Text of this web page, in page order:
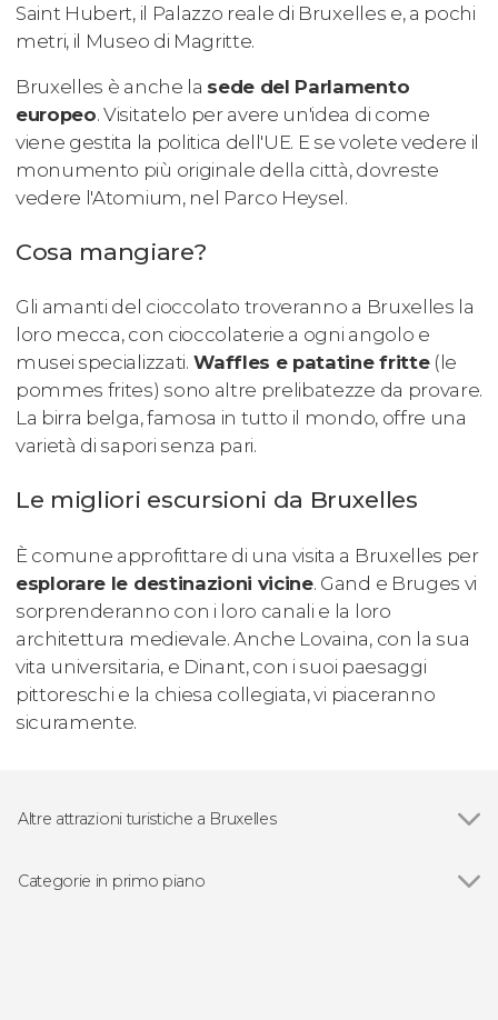
Saint Hubert, il Palazzo reale di Bruxelles e, a pochi
metri, il Museo di Magritte.
Bruxelles è anche la sede del Parlamento
europeo. Visitatelo per avere un'idea di come
viene gestita la politica dell'UE. E se volete vedere il
monumento più originale della città, dovreste
vedere l'Atomium, nel Parco Heysel.
Cosa mangiare?
Gli amanti del cioccolato troveranno a Bruxelles la
loro mecca, con cioccolaterie a ogni angolo e
musei specializzati. Waffles e patatine fritte(le
pommes frites) sono altre prelibatezze da provare.
La birra belga, famosa in tutto il mondo, offre una
varietà di sapori senza pari.
Le migliori escursioni da Bruxelles
È comune approfittare di una visita a Bruxelles per
esplorare le destinazioni vicine. Gand e Bruges vi
sorprenderanno con i loro canali e la loro
architettura medievale. Anche Lovaina, con la sua
vita universitaria, e Dinant, con i suoi paesaggi
pittoreschi e la chiesa collegiata, vi piaceranno
sicuramente.
Altre attrazioni turistiche a Bruxelles
Categorie in primo piano